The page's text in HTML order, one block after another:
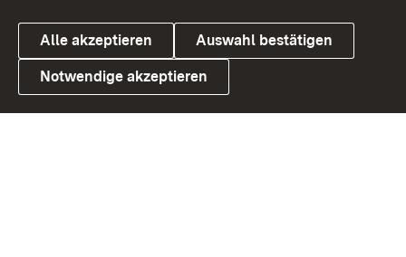
Link zum Landesportal
Alle akzeptieren Auswahl bestätigen
Notwendige akzeptieren